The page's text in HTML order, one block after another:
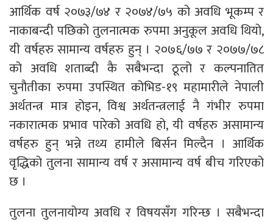
आर्थिक वर्ष २०७३/७४ र २०७४/७५ को अवधि भूकम्प र
नाकाबन्दी पछिको तुलनात्मक रुपमा अनुकूल अवधि थियो,
यी वर्षहरु सामान्य वर्षहरु हुन् । २०७६/७७ र २०७७/७८
को अवधि शताब्दी कै सबैभन्दा ठूलो र कल्पनातित
चुनौतीका रुपमा उपस्थित कोभिड-१९ महामारीले नेपाली
अर्थतन्त्र मात्र होइन, विश्व अर्थतन्त्रलाई नै गंभीर रुपमा
नकारात्मक प्रभाव पारेको अवधि हो, यी वर्षहरु असामान्य
वर्षहरु हुन् भन्ने तथ्य हामीले बिर्सन मिल्दैन । आर्थिक
वृद्धिको तुलना सामान्य वर्ष र असामान्य वर्ष बीच गरिएको
छ ।
तुलना तुलनायोग्य अवधि र विषयसँग गरिन्छ । सबैभन्दा